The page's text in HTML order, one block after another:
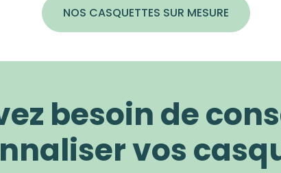
NOS CASQUETTES SUR MESURE
besoin de
vos